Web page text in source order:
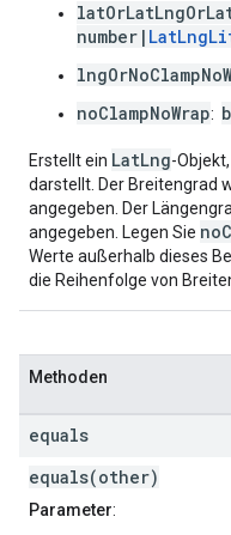
number|
noClampNoWrap:
Erstellt ein LatLng-
darstellt. Der Breitengrad
angegeben. Der
angegeben. Legen Sie
Werte außerhalb dieses
die Reihenfolge von
Methoden
equals
equals(other)
Parameter: